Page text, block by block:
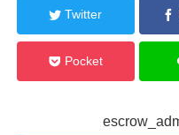
Twitter
Pocket